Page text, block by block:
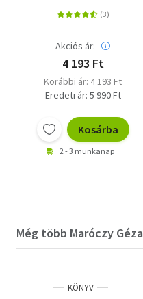
Akciós ár:
4 193 Ft
Korábbi ár: 4 193 Ft
Eredeti ár: 5 990 Ft
Kosárba
2 - 3 munkanap
Még több Maróczy Géza
KÖNYV